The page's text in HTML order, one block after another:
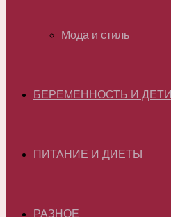
Мода и стиль
БЕРЕМЕННОСТЬ И ДЕТИ
ПИТАНИЕ И ДИЕТЫ
РАЗНОЕ